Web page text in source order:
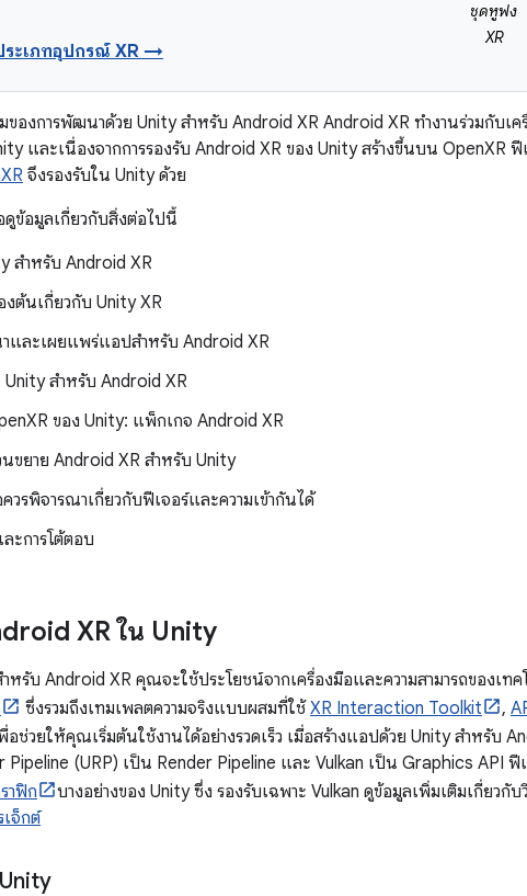
ระเภทอุปกรณ์ XR →
ชุดหูฟัง
XR
องการพัฒนาด้วย Unity สำหรับ Android XR Android XR ทำงานร่วมกับเ
และเนื่องจากการรองรับ Android XR ของ Unity สร้างขึ้นบน OpenXR ฟี
จึงรองรับใน Unity ด้วย
ข้อมูลเกี่ยวกับสิ่งต่อไปนี้
สำหรับ Android XR
งต้นเกี่ยวกับ Unity XR
และเผยแพร่แอปสำหรับ Android XR
สำหรับ Android XR
ของ Unity: แพ็กเกจ Android XR
ขยาย Android XR สำหรับ Unity
วรพิจารณาเกี่ยวกับฟีเจอร์และความเข้ากันได้
ะการโต้ตอบ
XR ใน Unity
หรับ Android XR คุณจะใช้ประโยชน์จากเครื่องมือและความสามารถของเทค
ซึ่งรวมถึงเทมเพลตความจริงแบบผสมที่ใช้ XR Interaction Toolkit ,
อช่วยให้คุณเริ่มต้นใช้งานได้อย่างรวดเร็ว เมื่อสร้างแอปด้วย Unity สำหรับ
Pipeline (URP) เป็น Render Pipeline และ Vulkan เป็น Graphics API
าฟิก
บางอย่างของ Unity ซึ่ง รองรับเฉพาะ Vulkan ดูข้อมูลเพิ่มเติมเกี่ยวกั
เจ็กต์